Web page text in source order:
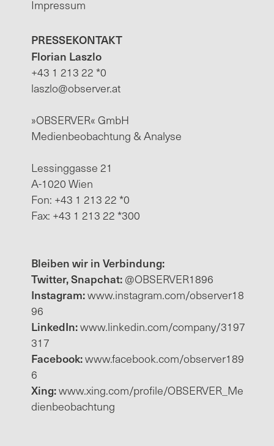
Impressum
PRESSEKONTAKT
Florian Laszlo
+43 1 213 22 *0
laszlo@observer.at
»OBSERVER« GmbH
Medienbeobachtung & Analyse
Lessinggasse 21
A-1020 Wien
Fon: +43 1 213 22 *0
Fax: +43 1 213 22 *300
Bleiben wir in Verbindung:
Twitter, Snapchat:@OBSERVER1896
Instagram:www.instagram.com/observer18
96
LinkedIn:www.linkedin.com/company/3197
317
Facebook:www.facebook.com/observer189
6
Xing:www.xing.com/profile/OBSERVER_Me
dienbeobachtung